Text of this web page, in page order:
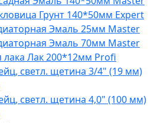
Грунт 140*50мм Expert
Эмаль 25мм Master
Эмаль 70мм Master
лака Лак 200*12мм Profi
светл. щетина 3/4" (19 мм)
светл. щетина 4,0" (100 мм)